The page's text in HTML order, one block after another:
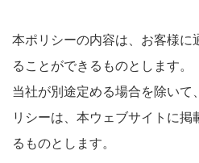
本ポリシーの内容は、お客様に
ることができるものとします。
当社が別途定める場合を除いて
リシーは、本ウェブサイトに掲
るものとします。